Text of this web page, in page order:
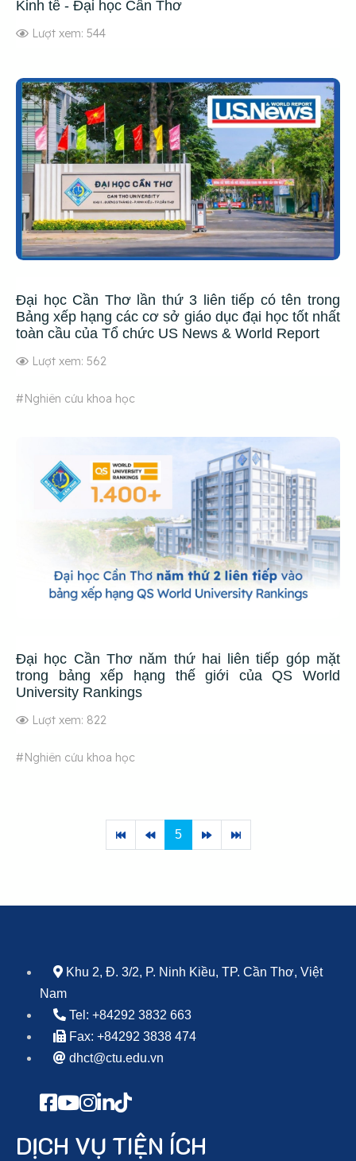
Kinh tế - Đại học Cần Thơ
Lượt xem: 544
Đại học Cần Thơ lần thứ 3 liên tiếp có tên trong
Bảng xếp hạng các cơ sở giáo dục đại học tốt nhất
toàn cầu của Tổ chức US News & World Report
Lượt xem: 562
#Nghiên cứu khoa học
Đại học Cần Thơ năm thứ hai liên tiếp góp mặt
trong bảng xếp hạng thế giới của QS World
University Rankings
Lượt xem: 822
#Nghiên cứu khoa học
5
Khu 2, Đ. 3/2, P. Ninh Kiều, TP. Cần Thơ, Việt
Nam
Tel: +84292 3832 663
Fax: +84292 3838 474
dhct@ctu.edu.vn
DỊCH VỤ TIỆN ÍCH